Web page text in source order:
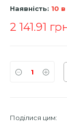
Наявність: 10
2 141.91
Поділися цим: